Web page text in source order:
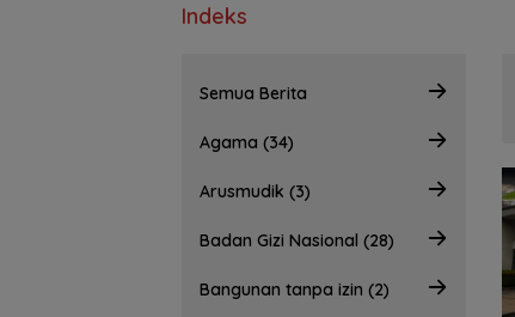
Indeks
Semua Berita
Agama (34)
Arusmudik (3)
Badan Gizi Nasional (28)
Bangunan tanpa izin (2)